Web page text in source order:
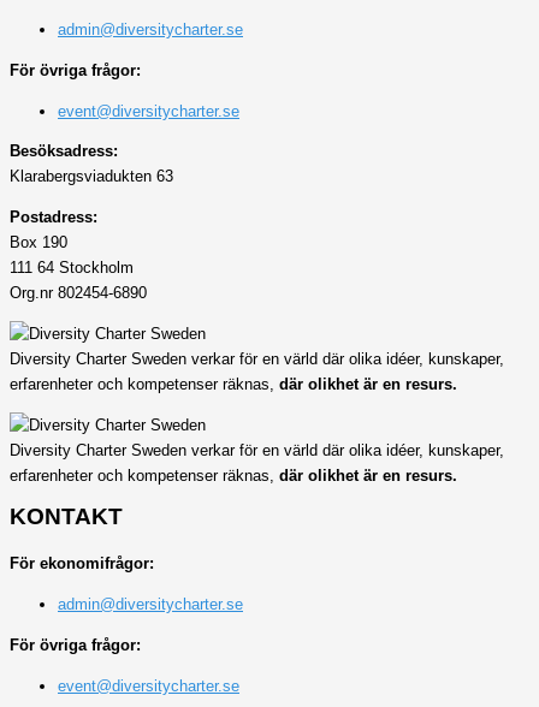
admin@diversitycharter.se
För övriga frågor:
event@diversitycharter.se
Besöksadress:
Klarabergsviadukten 63
Postadress:
Box 190
111 64 Stockholm
Org.nr 802454-6890
Diversity Charter Sweden verkar för en värld där olika idéer, kunskaper,
erfarenheter och kompetenser räknas, där olikhet är en resurs.
Diversity Charter Sweden verkar för en värld där olika idéer, kunskaper,
erfarenheter och kompetenser räknas, där olikhet är en resurs.
KONTAKT
För ekonomifrågor:
admin@diversitycharter.se
För övriga frågor:
event@diversitycharter.se